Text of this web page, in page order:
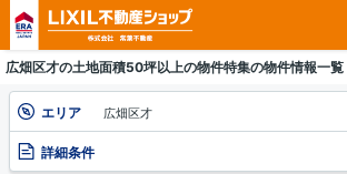
広畑区才の土地面積50坪以上の物件特集の物件情報一覧
エリア 広畑区才
詳細条件